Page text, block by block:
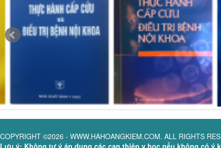
COPYRIGHT ©2026 - WWW.HAHOANGKIEM.COM. ALL RIGHTS